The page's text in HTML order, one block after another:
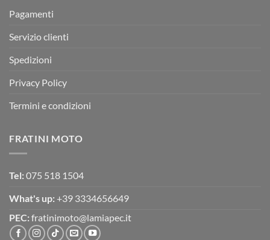
Pagamenti
Servizio clienti
Spedizioni
Privacy Policy
Termini e condizioni
FRATINI MOTO
Tel: 075 518 1504
What's up: +39 3334656649
PEC: fratinimoto@lamiapec.it